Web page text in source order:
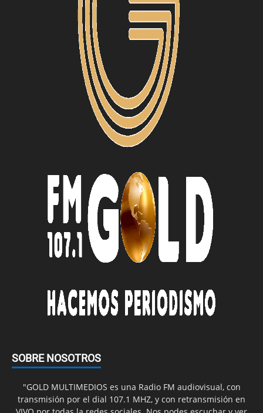
SOBRE NOSOTROS
"GOLD MULTIMEDIOS es una Radio FM audiovisual, con
transmisión por el dial 107.1 MHZ, y con retransmisión en